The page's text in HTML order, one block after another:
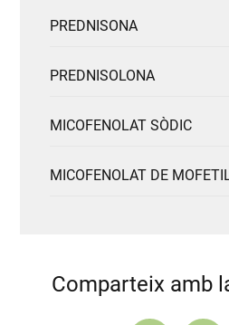
PREDNISONA
PREDNISOLONA
MICOFENOLAT SÒDIC
MICOFENOLAT DE
Comparteix amb